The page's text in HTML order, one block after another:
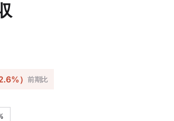
） 前期比